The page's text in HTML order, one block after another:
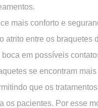
mais conforto e
atrito entre os braquetes
em possíveis
se encontram
que os
os pacientes. Por esse